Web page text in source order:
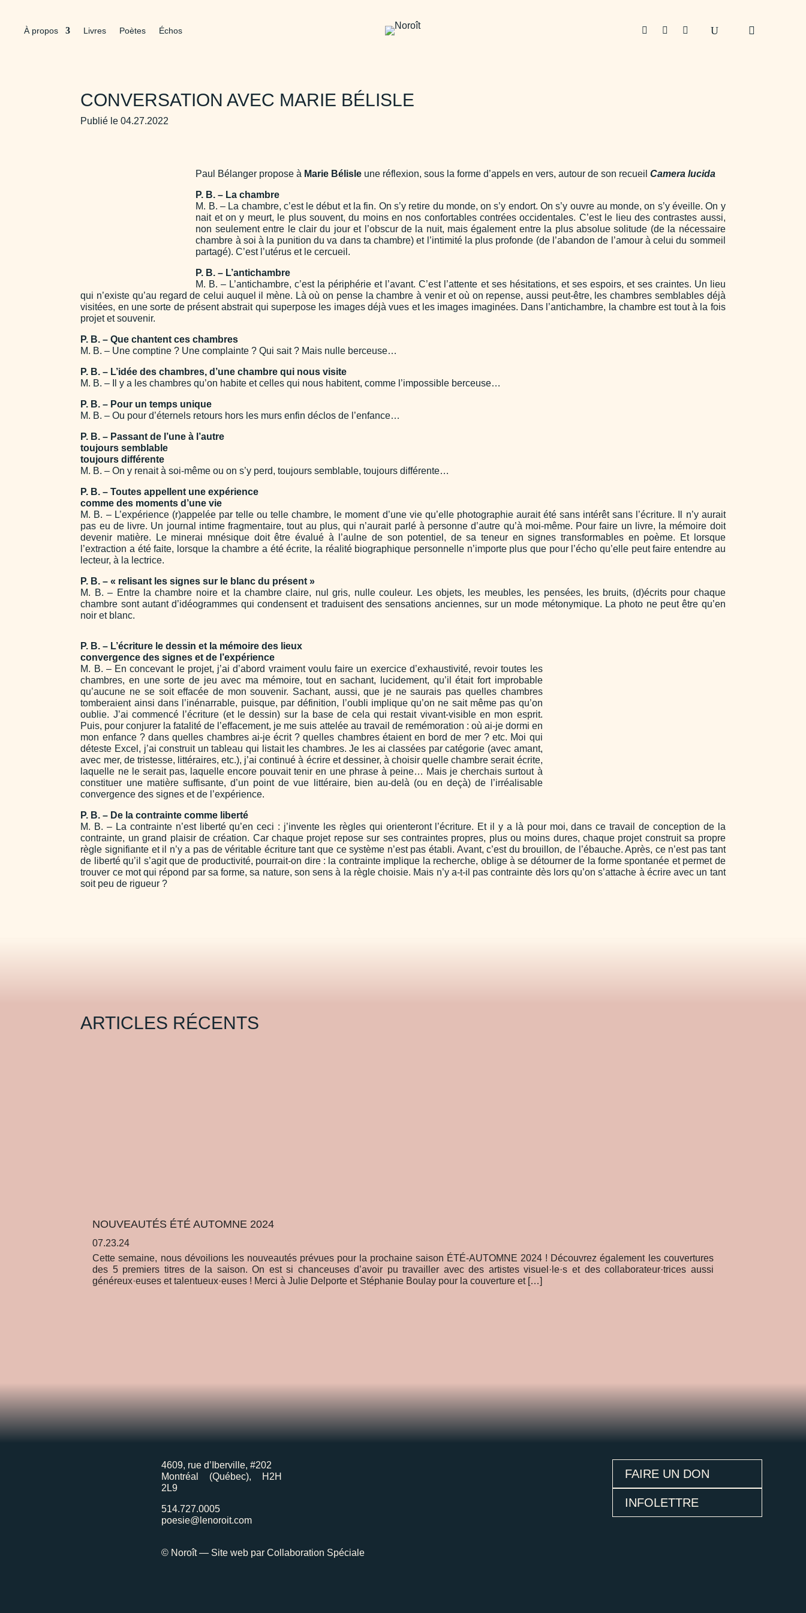
À propos Livres Poètes Échos   
CONVERSATION AVEC MARIE BÉLISLE
Publié le 04.27.2022
Paul Bélanger propose à Marie Bélisle une réflexion, sous la forme d’appels en vers, autour de son recueilCamera lucida
P. B. – La chambre
M. B. – La chambre, c’est le début et la fin. On s’y retire du monde, on s’y endort. On s’y ouvre au monde, on s’y éveille. On y
nait et on y meurt, le plus souvent, du moins en nos confortables contrées occidentales. C’est le lieu des contrastes aussi,
non seulement entre le clair du jour et l’obscur de la nuit, mais également entre la plus absolue solitude (de la nécessaire
chambre à soi à la punition du va dans ta chambre) et l’intimité la plus profonde (de l’abandon de l’amour à celui du sommeil
partagé). C’est l’utérus et le cercueil.
P. B. – L’antichambre
M. B. – L’antichambre, c’est la périphérie et l’avant. C’est l’attente et ses hésitations, et ses espoirs, et ses craintes. Un lieu
qui n’existe qu’au regard de celui auquel il mène. Là où on pense la chambre à venir et où on repense, aussi peut-être, les chambres semblables déjà
visitées, en une sorte de présent abstrait qui superpose les images déjà vues et les images imaginées. Dans l’antichambre, la chambre est tout à la fois
projet et souvenir.
P. B. – Que chantent ces chambres
M. B. – Une comptine ? Une complainte ? Qui sait ? Mais nulle berceuse…
P. B. – L’idée des chambres, d’une chambre qui nous visite
M. B. – Il y a les chambres qu’on habite et celles qui nous habitent, comme l’impossible berceuse…
P. B. – Pour un temps unique
M. B. – Ou pour d’éternels retours hors les murs enfin déclos de l’enfance…
P. B. – Passant de l’une à l’autre
toujours semblable
toujours différente
M. B. – On y renait à soi-même ou on s’y perd, toujours semblable, toujours différente…
P. B. – Toutes appellent une expérience
comme des moments d’une vie
M. B. – L’expérience (r)appelée par telle ou telle chambre, le moment d’une vie qu’elle photographie aurait été sans intérêt sans l’écriture. Il n’y aurait
pas eu de livre. Un journal intime fragmentaire, tout au plus, qui n’aurait parlé à personne d’autre qu’à moi-même. Pour faire un livre, la mémoire doit
devenir matière. Le minerai mnésique doit être évalué à l’aulne de son potentiel, de sa teneur en signes transformables en poème. Et lorsque
l’extraction a été faite, lorsque la chambre a été écrite, la réalité biographique personnelle n’importe plus que pour l’écho qu’elle peut faire entendre au
lecteur, à la lectrice.
P. B. – « relisant les signes sur le blanc du présent »
M. B. – Entre la chambre noire et la chambre claire, nul gris, nulle couleur. Les objets, les meubles, les pensées, les bruits, (d)écrits pour chaque
chambre sont autant d’idéogrammes qui condensent et traduisent des sensations anciennes, sur un mode métonymique. La photo ne peut être qu’en
noir et blanc.
P. B. – L’écriture le dessin et la mémoire des lieux
convergence des signes et de l’expérience
M. B. – En concevant le projet, j’ai d’abord vraiment voulu faire un exercice d’exhaustivité, revoir toutes les
chambres, en une sorte de jeu avec ma mémoire, tout en sachant, lucidement, qu’il était fort improbable
qu’aucune ne se soit effacée de mon souvenir. Sachant, aussi, que je ne saurais pas quelles chambres
tomberaient ainsi dans l’inénarrable, puisque, par définition, l’oubli implique qu’on ne sait même pas qu’on
oublie. J’ai commencé l’écriture (et le dessin) sur la base de cela qui restait vivant-visible en mon esprit.
Puis, pour conjurer la fatalité de l’effacement, je me suis attelée au travail de remémoration : où ai-je dormi en
mon enfance ? dans quelles chambres ai-je écrit ? quelles chambres étaient en bord de mer ? etc. Moi qui
déteste Excel, j’ai construit un tableau qui listait les chambres. Je les ai classées par catégorie (avec amant,
avec mer, de tristesse, littéraires, etc.), j’ai continué à écrire et dessiner, à choisir quelle chambre serait écrite,
laquelle ne le serait pas, laquelle encore pouvait tenir en une phrase à peine… Mais je cherchais surtout à
constituer une matière suffisante, d’un point de vue littéraire, bien au-delà (ou en deçà) de l’irréalisable
convergence des signes et de l’expérience.
P. B. – De la contrainte comme liberté
M. B. – La contrainte n’est liberté qu’en ceci : j’invente les règles qui orienteront l’écriture. Et il y a là pour moi, dans ce travail de conception de la
contrainte, un grand plaisir de création. Car chaque projet repose sur ses contraintes propres, plus ou moins dures, chaque projet construit sa propre
règle signifiante et il n’y a pas de véritable écriture tant que ce système n’est pas établi. Avant, c’est du brouillon, de l’ébauche. Après, ce n’est pas tant
de liberté qu’il s’agit que de productivité, pourrait-on dire : la contrainte implique la recherche, oblige à se détourner de la forme spontanée et permet de
trouver ce mot qui répond par sa forme, sa nature, son sens à la règle choisie. Mais n’y a-t-il pas contrainte dès lors qu’on s’attache à écrire avec un tant
soit peu de rigueur ?
ARTICLES RÉCENTS
NOUVEAUTÉS ÉTÉ AUTOMNE 2024
07.23.24
Cette semaine, nous dévoilions les nouveautés prévues pour la prochaine saison ÉTÉ-AUTOMNE 2024 ! Découvrez également les couvertures
des 5 premiers titres de la saison. On est si chanceuses d’avoir pu travailler avec des artistes visuel·le·s et des collaborateur·trices aussi
généreux·euses et talentueux·euses ! Merci à Julie Delporte et Stéphanie Boulay pour la couverture et […]
4609, rue d’Iberville, #202
Montréal (Québec), H2H
2L9
514.727.0005
poesie@lenoroit.com
© Noroît — Site web par Collaboration Spéciale
FAIRE UN DON
INFOLETTRE